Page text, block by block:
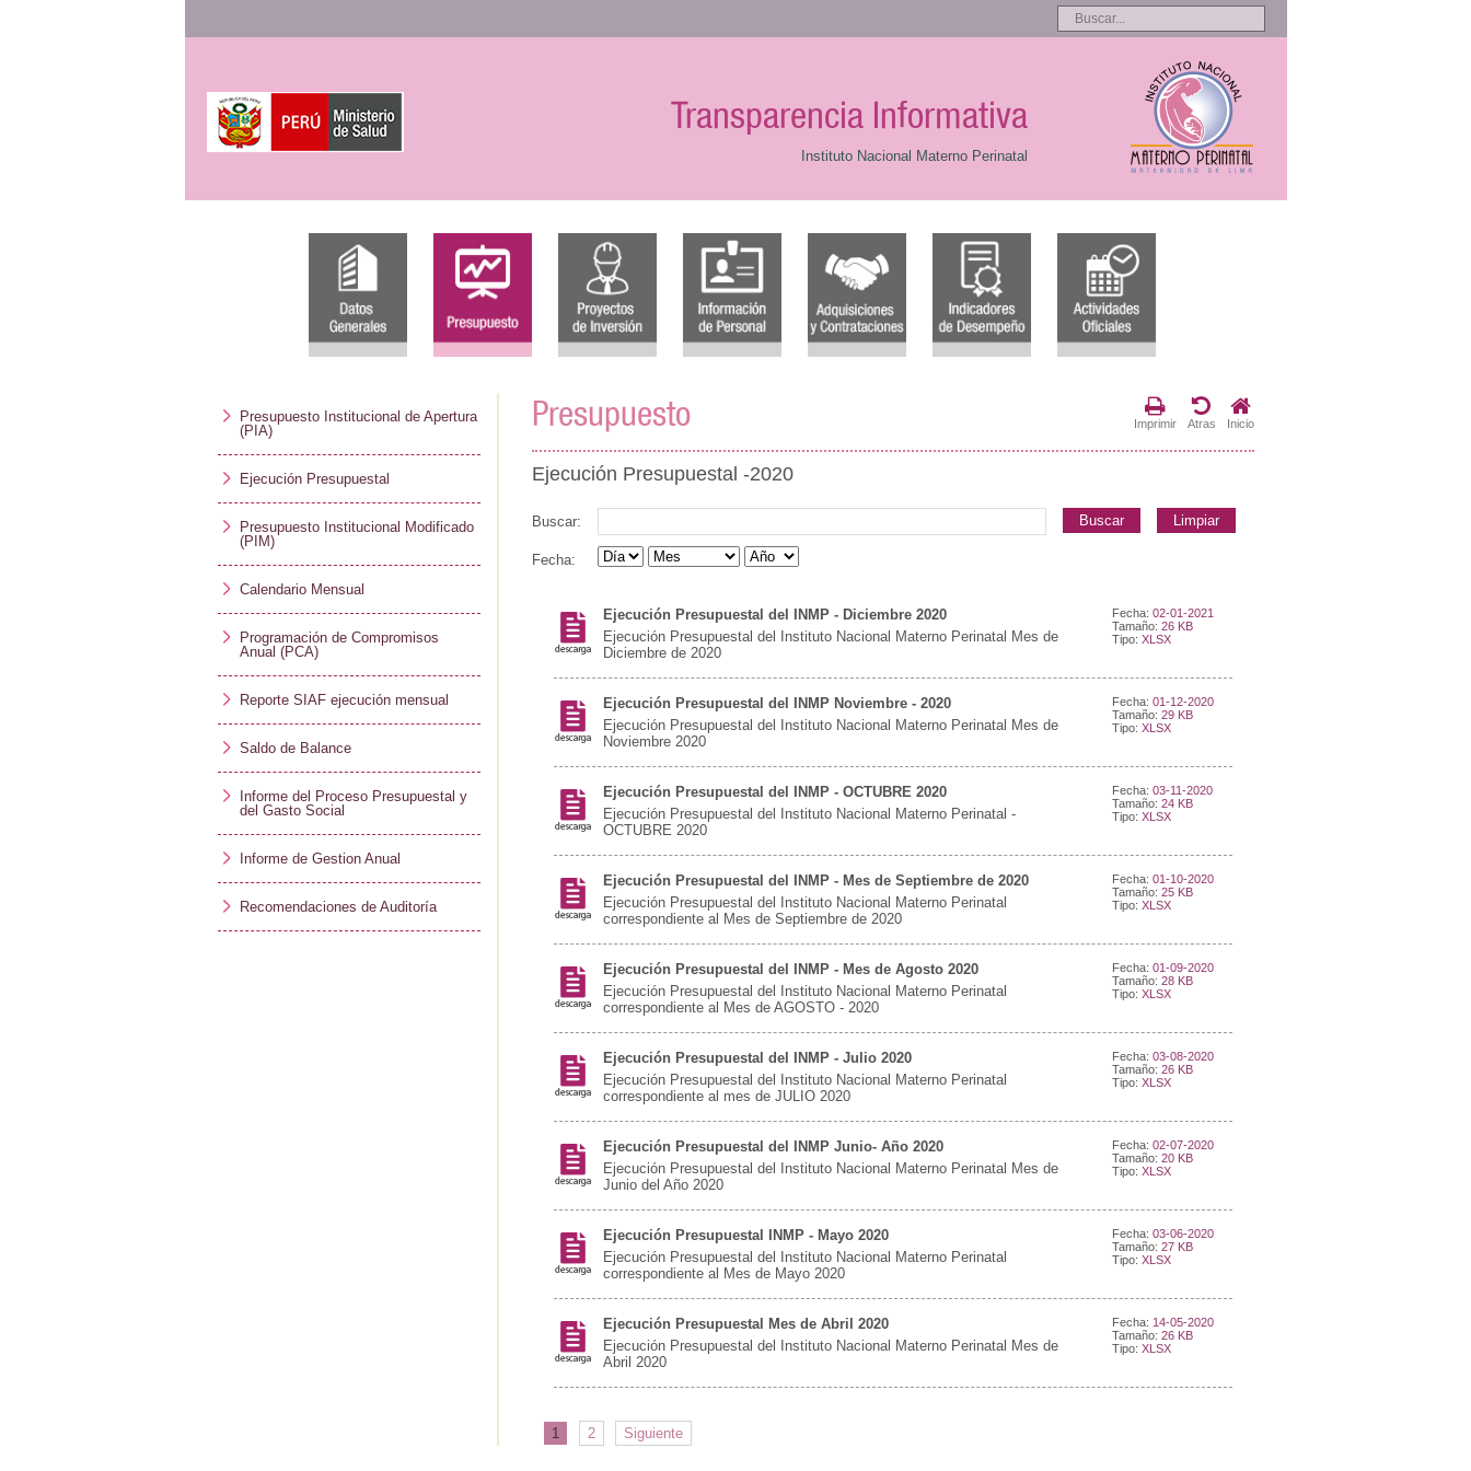
Transparencia Informativa
Instituto Nacional Materno Perinatal
Presupuesto Institucional de Apertura
(PIA)
Ejecución Presupuestal
Presupuesto Institucional Modificado
(PIM)
Calendario Mensual
Programación de Compromisos
Anual (PCA)
Reporte SIAF ejecución mensual
Saldo de Balance
Informe del Proceso Presupuestal y
del Gasto Social
Informe de Gestion Anual
Recomendaciones de Auditoría
Presupuesto Imprimir Atras Inicio
Ejecución Presupuestal -2020
Buscar: Buscar Limpiar
Fecha:
Fecha: 02-01-2021
Tamaño: 26 KB
Tipo: XLSX
Ejecución Presupuestal del INMP - Diciembre 2020
Ejecución Presupuestal del Instituto Nacional Materno Perinatal Mes de
Diciembre de 2020
Fecha: 01-12-2020
Tamaño: 29 KB
Tipo: XLSX
Ejecución Presupuestal del INMP Noviembre - 2020
Ejecución Presupuestal del Instituto Nacional Materno Perinatal Mes de
Noviembre 2020
Fecha: 03-11-2020
Tamaño: 24 KB
Tipo: XLSX
Ejecución Presupuestal del INMP - OCTUBRE 2020
Ejecución Presupuestal del Instituto Nacional Materno Perinatal -
OCTUBRE 2020
Fecha: 01-10-2020
Tamaño: 25 KB
Tipo: XLSX
Ejecución Presupuestal del INMP - Mes de Septiembre de 2020
Ejecución Presupuestal del Instituto Nacional Materno Perinatal
correspondiente al Mes de Septiembre de 2020
Fecha: 01-09-2020
Tamaño: 28 KB
Tipo: XLSX
Ejecución Presupuestal del INMP - Mes de Agosto 2020
Ejecución Presupuestal del Instituto Nacional Materno Perinatal
correspondiente al Mes de AGOSTO - 2020
Fecha: 03-08-2020
Tamaño: 26 KB
Tipo: XLSX
Ejecución Presupuestal del INMP - Julio 2020
Ejecución Presupuestal del Instituto Nacional Materno Perinatal
correspondiente al mes de JULIO 2020
Fecha: 02-07-2020
Tamaño: 20 KB
Tipo: XLSX
Ejecución Presupuestal del INMP Junio- Año 2020
Ejecución Presupuestal del Instituto Nacional Materno Perinatal Mes de
Junio del Año 2020
Fecha: 03-06-2020
Tamaño: 27 KB
Tipo: XLSX
Ejecución Presupuestal INMP - Mayo 2020
Ejecución Presupuestal del Instituto Nacional Materno Perinatal
correspondiente al Mes de Mayo 2020
Fecha: 14-05-2020
Tamaño: 26 KB
Tipo: XLSX
Ejecución Presupuestal Mes de Abril 2020
Ejecución Presupuestal del Instituto Nacional Materno Perinatal Mes de
Abril 2020
1 2 Siguiente